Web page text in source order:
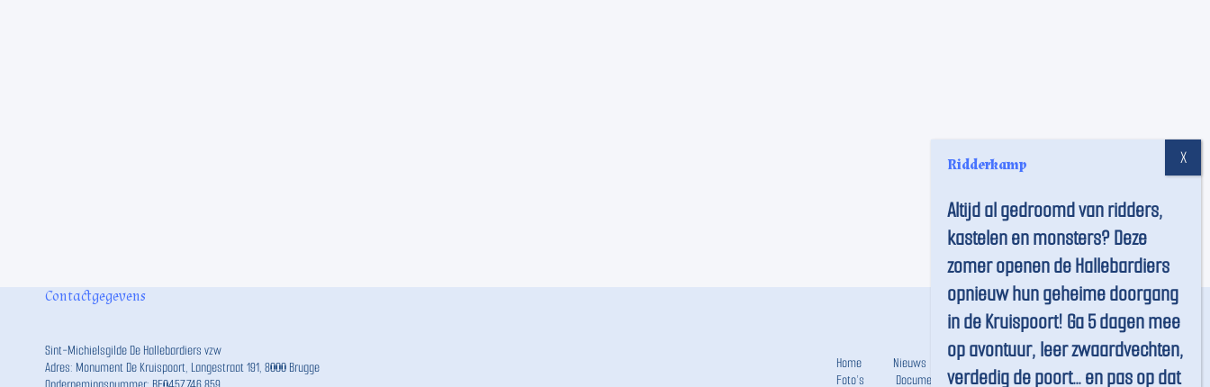
Contactgegevens
Sint-Michielsgilde De Hallebardiers vzw
Adres: Monument De Kruispoort, Langestraat 191, 8000 Brugge
Home Nieuws De Gilde Wapens
Foto’s
Documenten Probeer nu
Ridderkamp
Altijd al gedroomd van ridders,
kastelen en monsters? Deze
zomer openen de Hallebardiers
opnieuw hun geheime doorgang
in de Kruispoort! Ga 5 dagen mee
op avontuur, leer zwaardvechten,
verdedig de poort… en pas op dat